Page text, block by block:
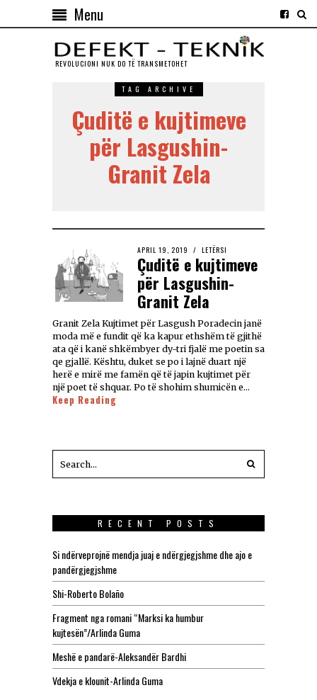
Menu
REVOLUCIONI NUK DO TЁ TRANSMETOHET
TAG ARCHIVE
Çuditë e kujtimeve
për Lasgushin-
Granit Zela
APRIL 19, 2019 LETËRSI
Çuditë e kujtimeve
për Lasgushin-
Granit Zela
Granit Zela Kujtimet për Lasgush Poradecin janë
moda më e fundit që ka kapur ethshëm të gjithë
ata që i kanë shkëmbyer dy-tri fjalë me poetin sa
qe gjallë. Kështu, duket se po i lajnë duart një
herë e mirë me famën që të japin kujtimet për
një poet të shquar. Po të shohim shumicën e…
Keep Reading
RECENT POSTS
Si ndërveprojnë mendja juaj e ndërgjegjshme dhe ajo e
pandërgjegjshme
Shi-Roberto Bolaño
Fragment nga romani “Marksi ka humbur
kujtesën”/Arlinda Guma
Meshë e pandarë-Aleksandër Bardhi
Vdekja e klounit-Arlinda Guma